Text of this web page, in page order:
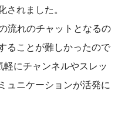
されました。
流れのチャットとなるの
ることが難しかったので
にチャンネルやスレッ
ュニケーションが活発に